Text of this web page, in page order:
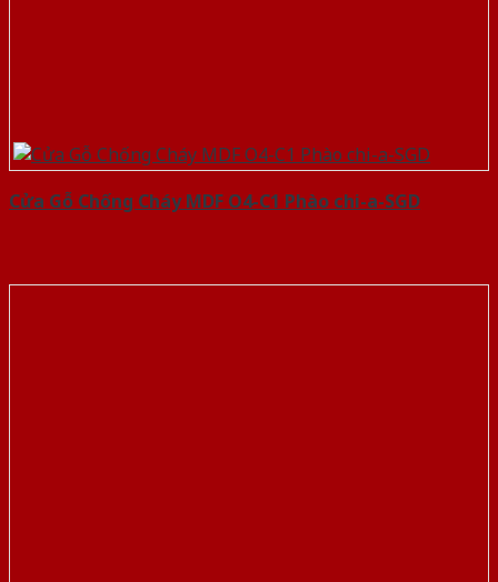
Cửa Gỗ Chống Cháy MDF O4-C1 Phào chi-a-SGD